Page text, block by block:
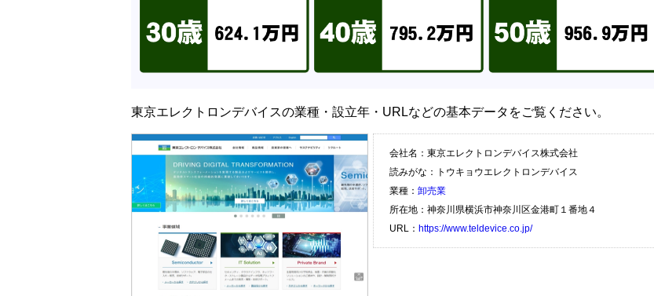
東京エレクトロンデバイスの業種・設立年・URLなどの基本データをご覧ください。
会社名：東京エレクトロンデバイス株式会社
読みがな：トウキョウエレクトロンデバイス
業種： 卸売業
所在地：神奈川県横浜市神奈川区金港町１番地４
URL： https://www.teldevice.co.jp/